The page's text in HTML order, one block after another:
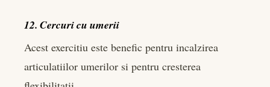
12. Cercuri cu umerii
Acest exercitiu este benefic pentru incalzirea
articulatiilor umerilor si pentru cresterea